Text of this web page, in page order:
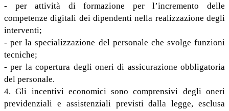
- per attività di formazione per l’incremento delle
competenze digitali dei dipendenti nella realizzazione degli
interventi;
- per la specializzazione del personale che svolge funzioni
tecniche;
- per la copertura degli oneri di assicurazione obbligatoria
del personale.
4. Gli incentivi economici sono comprensivi degli oneri
previdenziali e assistenziali previsti dalla legge, esclusa